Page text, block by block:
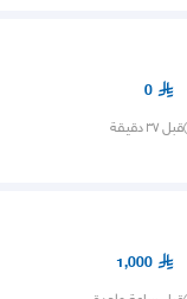
0
قبل ٣٧ دقيقة
1,000